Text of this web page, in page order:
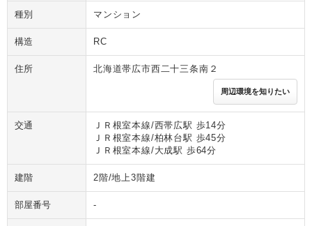
種別 マンション
構造 RC
住所 北海道帯広市西二十三条南２
周辺環境を知りたい
交通
ＪＲ根室本線/西帯広駅 歩14分
ＪＲ根室本線/柏林台駅 歩45分
ＪＲ根室本線/大成駅 歩64分
建階 2階/地上3階建
部屋番号 -